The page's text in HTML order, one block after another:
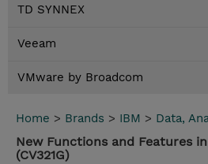
TD SYNNEX
Veeam
VMware by Broadcom
Home > Brands > IBM > Data,
New Functions and Features
(CV321G)